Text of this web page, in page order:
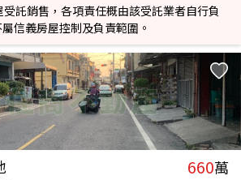
託銷售，各項責任概由該受託業者自行負
信義房屋控制及負責範圍。
660萬